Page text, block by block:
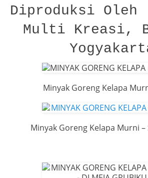
Diproduksi
Multi Kreasi,
Minyak Goreng Kelapa
Minyak Goreng Kelapa Murni –